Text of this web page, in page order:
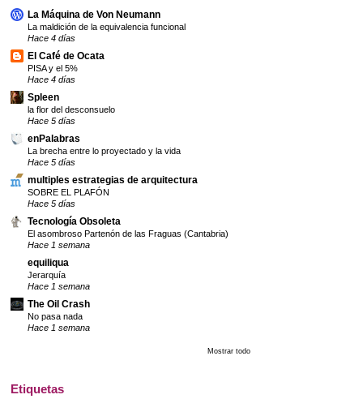
La Máquina de Von Neumann
La maldición de la equivalencia funcional
Hace 4 días
El Café de Ocata
PISA y el 5%
Hace 4 días
Spleen
la flor del desconsuelo
Hace 5 días
enPalabras
La brecha entre lo proyectado y la vida
Hace 5 días
multiples estrategias de arquitectura
SOBRE EL PLAFÓN
Hace 5 días
Tecnología Obsoleta
El asombroso Partenón de las Fraguas (Cantabria)
Hace 1 semana
equiliqua
Jerarquía
Hace 1 semana
The Oil Crash
No pasa nada
Hace 1 semana
Mostrar todo
Etiquetas